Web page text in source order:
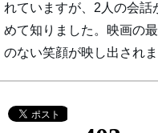
れていますが、2人の会
めて知りました。映画の
のない笑顔が映し出されま